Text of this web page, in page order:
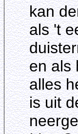
kan
als 't
en als
alles
is uit